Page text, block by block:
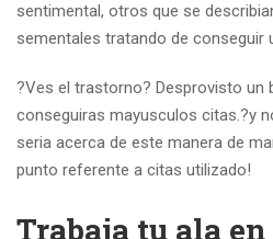
sentimental, otros que se
sementales tratando de conseguir
?Ves el trastorno? Desprovisto un
conseguiras mayusculos citas.?y
seria acerca de este manera de
punto referente a citas utilizado!
Trabaja tu ala